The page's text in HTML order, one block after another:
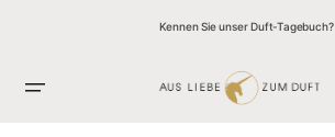
Open Accessibility WidgetKennen Sie unser Duft-Tagebuch?